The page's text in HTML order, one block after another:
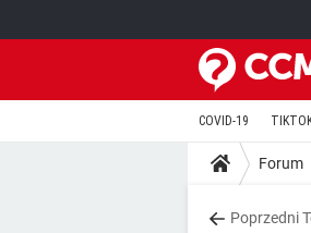
COVID-19
Forum
Poprzedni